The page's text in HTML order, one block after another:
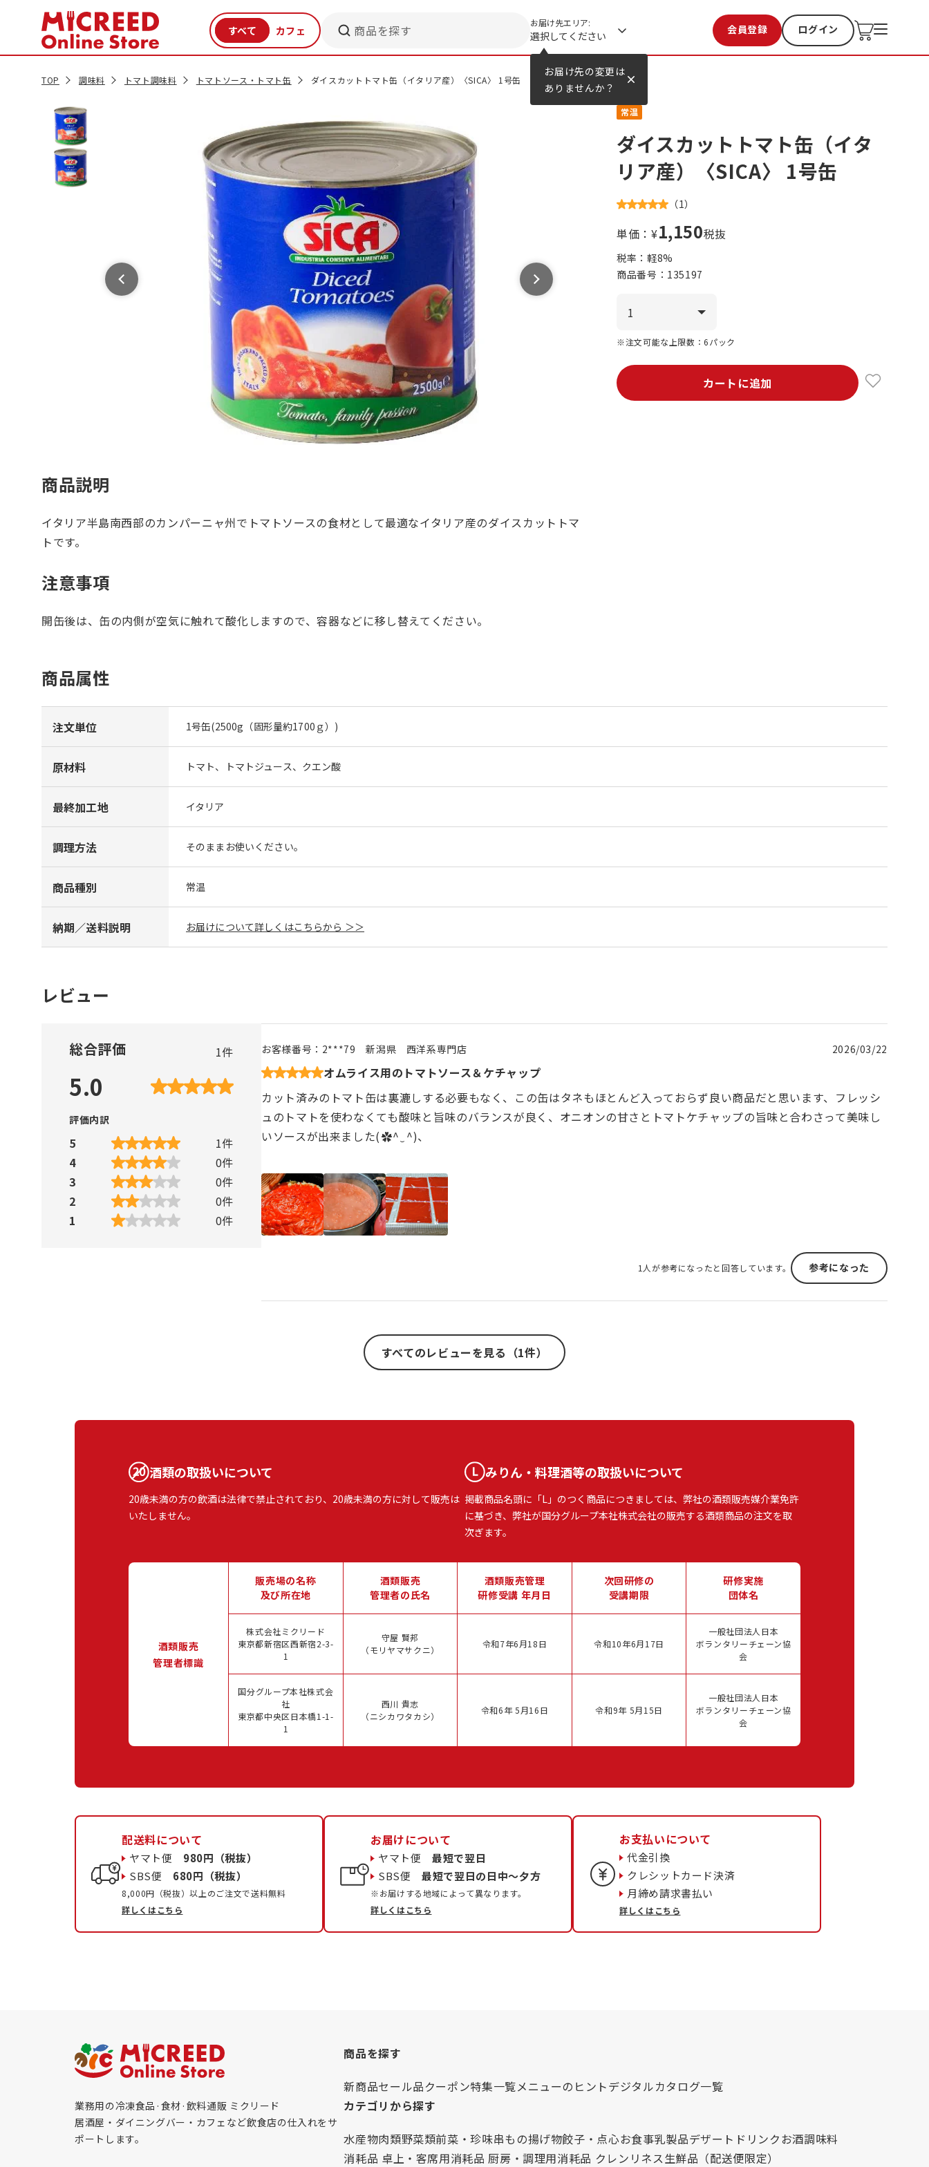
お届け先の変更は
ありませんか？
商品を探す お届け先エリア:
選択してください 会員登録 ログイン
お気に入り 過去購入
TOP 調味料 トマト調味料 トマトソース・トマト缶 ダイスカットトマト缶（イタリア産）〈SICA〉 1号缶
常温
ダイスカットトマト缶（イタ
リア産）〈SICA〉 1号缶
（1）
単価：¥1,150税抜
税率：軽8%
商品番号： 135197
※注文可能な上限数：6パック
カートに追加
商品説明
イタリア半島南西部のカンパーニャ州でトマトソースの食材として最適なイタリア産のダイスカットトマ
トです。
注意事項
開缶後は、缶の内側が空気に触れて酸化しますので、容器などに移し替えてください。
商品属性
注文単位 1号缶(2500g（固形量約1700ｇ）)
原材料 トマト、トマトジュース、クエン酸
最終加工地 イタリア
調理方法 そのままお使いください。
商品種別 常温
納期／送料説明 お届けについて詳しくはこちらから ＞＞
レビュー
総合評価 1件
5.0
評価内訳
5 1件
4
0件
3
0件
2
0件
1
0件
お客様番号： 2***79 新潟県 西洋系専門店 2026/03/22
オムライス用のトマトソース＆ケチャップ
カット済みのトマト缶は裏漉しする必要もなく、この缶はタネもほとんど入っておらず良い商品だと思います、フレッシ
ュのトマトを使わなくても酸味と旨味のバランスが良く、オニオンの甘さとトマトケチャップの旨味と合わさって美味し
いソースが出来ました(⁠✿⁠^⁠‿⁠^⁠)、
1人が参考になったと回答しています。 参考になった
すべてのレビューを見る（1件）
酒類の取扱いについて
20歳未満の方の飲酒は法律で禁止されており、20歳未満の方に対して販売は
いたしません。
みりん・料理酒等の取扱いについて
掲載商品名頭に「L」のつく商品につきましては、弊社の酒類販売媒介業免許
に基づき、弊社が国分グループ本社株式会社の販売する酒類商品の注文を取
次ぎます。
酒類販売
管理者標識
販売場の名称
及び所在地
酒類販売
管理者の氏名
酒類販売管理
研修受講 年月日
次回研修の
受講期限
研修実施
団体名
株式会社ミクリード
東京都新宿区西新宿2-3-
1
守屋 賢邦
（モリヤマサクニ）
令和7年6月18日 令和10年6月17日
一般社団法人日本
ボランタリーチェーン協
会
国分グループ本社株式会
社
東京都中央区日本橋1-1-
1
西川 貴志
（ニシカワタカシ）
令和6年 5月16日 令和9年 5月15日
一般社団法人日本
ボランタリーチェーン協
会
配送料について
ヤマト便 980円（税抜）
SBS便 680円（税抜）
8,000円（税抜）以上のご注文で送料無料
詳しくはこちら
お届けについて
ヤマト便最短で翌日
SBS便最短で翌日の日中〜夕方
※お届けする地域によって異なります。
詳しくはこちら
お支払いについて
代金引換
クレシットカード決済
月締め請求書払い
詳しくはこちら
業務用の冷凍食品·食材·飲料通販 ミクリード
居酒屋・ダイニングバー・カフェなど飲食店の仕入れをサ
ポートします。
商品を探す
新商品セール品クーポン特集一覧メニューのヒントデジタルカタログ一覧
カテゴリから探す
水産物肉類野菜類前菜・珍味串もの揚げ物餃子・点心お食事乳製品デザート ドリンクお酒調味料
消耗品 卓上・客席用消耗品 厨房・調理用消耗品 クレンリネス生鮮品（配送便限定）